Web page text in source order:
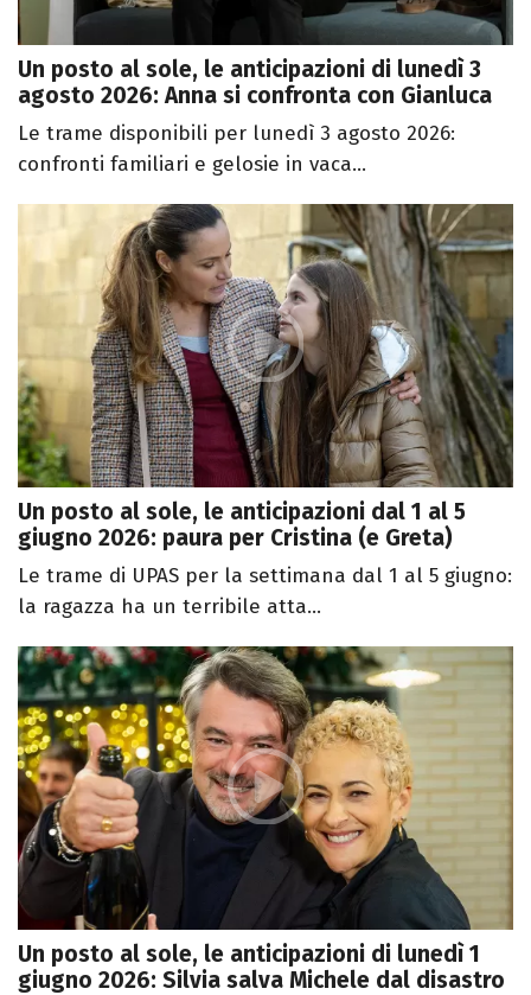
Un posto al sole, le anticipazioni di lunedì 3
agosto 2026: Anna si confronta con Gianluca
Le trame disponibili per lunedì 3 agosto 2026:
confronti familiari e gelosie in vaca...
Un posto al sole, le anticipazioni dal 1 al 5
giugno 2026: paura per Cristina (e Greta)
Le trame di UPAS per la settimana dal 1 al 5 giugno:
la ragazza ha un terribile atta...
Un posto al sole, le anticipazioni di lunedì 1
giugno 2026: Silvia salva Michele dal disastro